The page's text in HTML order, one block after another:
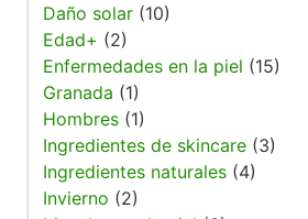
Daño solar (10)
Edad+ (2)
Enfermedades en la piel (15)
Granada (1)
Hombres (1)
Ingredientes de skincare (3)
Ingredientes naturales (4)
Invierno (2)